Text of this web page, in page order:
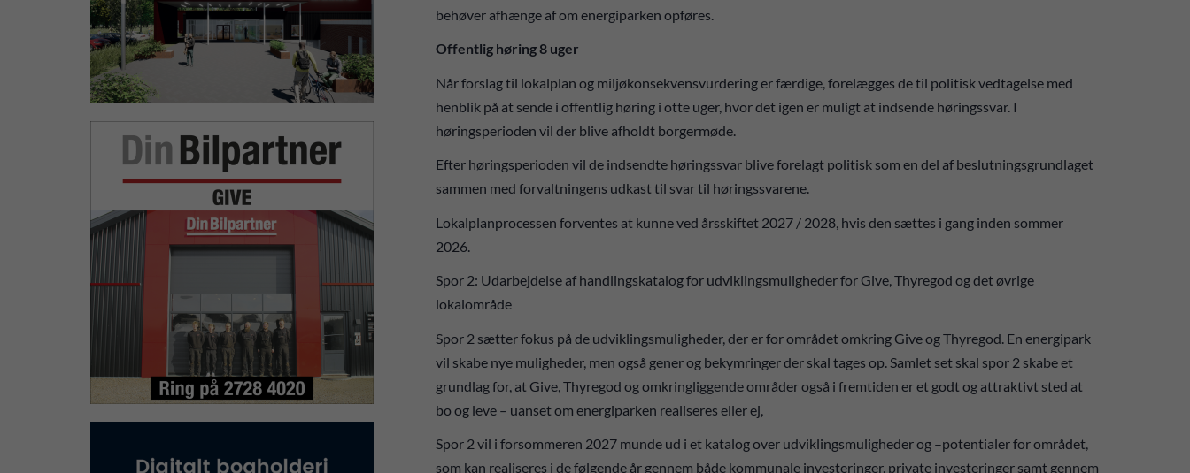
behøver afhænge af om energiparken opføres.
Offentlig høring 8 uger
Når forslag til lokalplan og miljøkonsekvensvurdering er færdige, forelægges de til politisk vedtagelse med
henblik på at sende i offentlig høring i otte uger, hvor det igen er muligt at indsende høringssvar. I
høringsperioden vil der blive afholdt borgermøde.
Efter høringsperioden vil de indsendte høringssvar blive forelagt politisk som en del af beslutningsgrundlaget
sammen med forvaltningens udkast til svar til høringssvarene.
Lokalplanprocessen forventes at kunne ved årsskiftet 2027 / 2028, hvis den sættes i gang inden sommer
2026.
Spor 2: Udarbejdelse af handlingskatalog for udviklingsmuligheder for Give, Thyregod og det øvrige
lokalområde
Spor 2 sætter fokus på de udviklingsmuligheder, der er for området omkring Give og Thyregod. En energipark
vil skabe nye muligheder, men også gener og bekymringer der skal tages op. Samlet set skal spor 2 skabe et
grundlag for, at Give, Thyregod og omkringliggende områder også i fremtiden er et godt og attraktivt sted at
bo og leve – uanset om energiparken realiseres eller ej,
Spor 2 vil i forsommeren 2027 munde ud i et katalog over udviklingsmuligheder og –potentialer for området,
som kan realiseres i de følgende år gennem både kommunale investeringer, private investeringer samt gennem